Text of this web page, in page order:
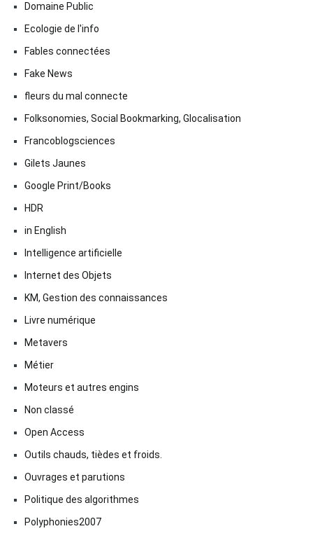
Domaine Public
Ecologie de l'info
Fables connectées
Fake News
fleurs du mal connecte
Folksonomies, Social Bookmarking, Glocalisation
Francoblogsciences
Gilets Jaunes
Google Print/Books
HDR
in English
Intelligence artificielle
Internet des Objets
KM, Gestion des connaissances
Livre numérique
Metavers
Métier
Moteurs et autres engins
Non classé
Open Access
Outils chauds, tièdes et froids.
Ouvrages et parutions
Politique des algorithmes
Polyphonies2007